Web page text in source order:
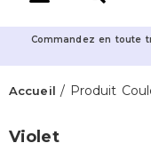
Commandez en toute
Accueil / Produit
Violet